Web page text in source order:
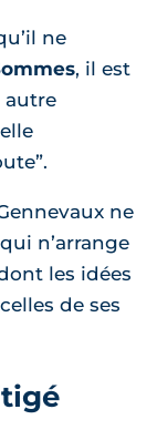
ne
, il est
autre
ne
n’arrange
les idées
de ses